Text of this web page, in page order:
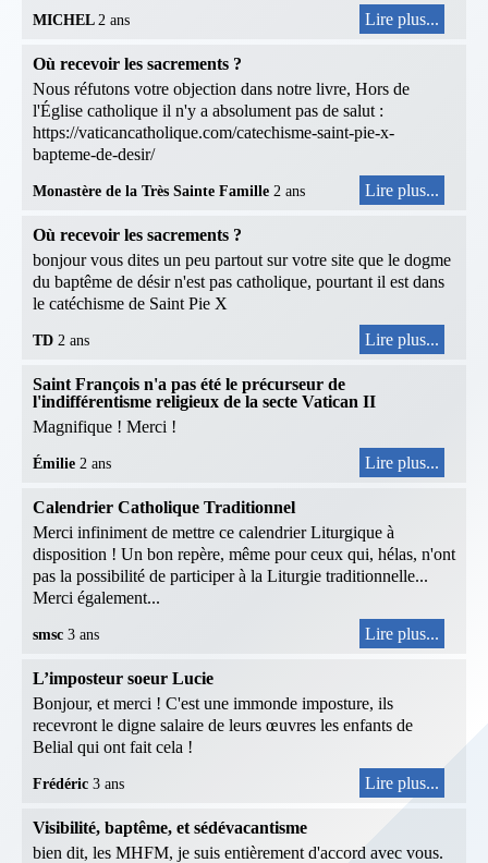
MICHEL 2 ans Lire plus...
Où recevoir les sacrements ?
Nous réfutons votre objection dans notre livre, Hors de
l'Église catholique il n'y a absolument pas de salut :
https://vaticancatholique.com/catechisme-saint-pie-x-
bapteme-de-desir/
Monastère de la Très Sainte Famille 2 ans Lire plus...
Où recevoir les sacrements ?
bonjour vous dites un peu partout sur votre site que le dogme
du baptême de désir n'est pas catholique, pourtant il est dans
le catéchisme de Saint Pie X
TD 2 ans Lire plus...
Saint François n'a pas été le précurseur de
l'indifférentisme religieux de la secte Vatican II
Magnifique ! Merci !
Émilie 2 ans Lire plus...
Calendrier Catholique Traditionnel
Merci infiniment de mettre ce calendrier Liturgique à
disposition ! Un bon repère, même pour ceux qui, hélas, n'ont
pas la possibilité de participer à la Liturgie traditionnelle...
Merci également...
smsc 3 ans Lire plus...
L’imposteur soeur Lucie
Bonjour, et merci ! C'est une immonde imposture, ils
recevront le digne salaire de leurs œuvres les enfants de
Belial qui ont fait cela !
Frédéric 3 ans Lire plus...
Visibilité, baptême, et sédévacantisme
bien dit, les MHFM, je suis entièrement d'accord avec vous.